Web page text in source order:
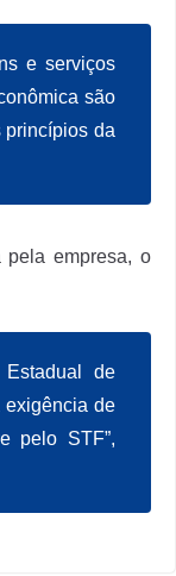
e serviços
são
princípios da
pela empresa, o
de
exigência de
pelo STF”,